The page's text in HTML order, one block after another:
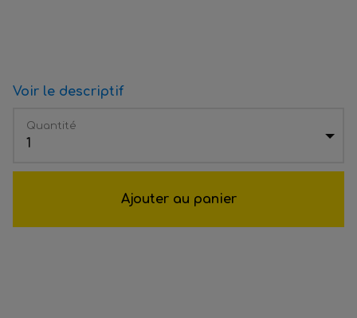
Voir le descriptif
Quantité
1
Ajouter au panier